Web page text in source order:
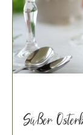
Süßer